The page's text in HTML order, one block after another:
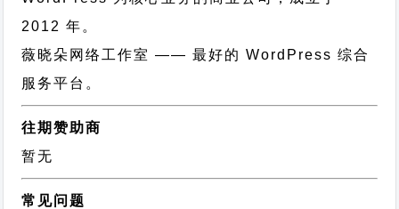
2012 年。
薇晓朵网络工作室 —— 最好的 WordPress 综合
服务平台。
往期赞助商
暂无
常见问题